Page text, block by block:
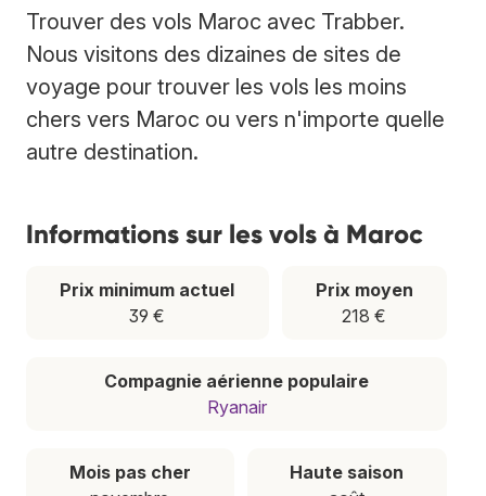
Trouver des vols Maroc avec Trabber.
Nous visitons des dizaines de sites de
voyage pour trouver les vols les moins
chers vers Maroc ou vers n'importe quelle
autre destination.
Informations sur les vols à Maroc
Prix minimum actuel
39 €
Prix moyen
218 €
Compagnie aérienne populaire
Ryanair
Mois pas cher
Haute saison